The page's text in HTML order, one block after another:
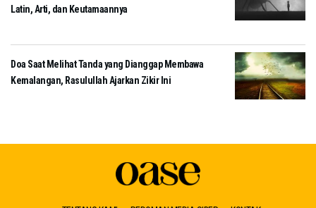
Latin, Arti, dan Keutamaannya
Doa Saat Melihat Tanda yang Dianggap Membawa
Kemalangan, Rasulullah Ajarkan Zikir Ini